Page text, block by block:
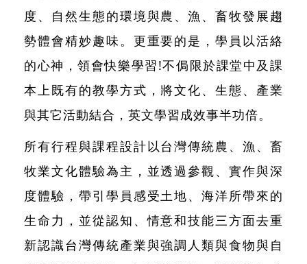
度、自然生態的環境與農、漁、畜牧發展趨
勢體會精妙趣味。更重要的是，學員以活絡
的心神，領會快樂學習!不侷限於課堂中及課
本上既有的教學方式，將文化、生態、產業
與其它活動結合，英文學習成效事半功倍。
所有行程與課程設計以台灣傳統農、漁、畜
牧業文化體驗為主，並透過參觀、實作與深
度體驗，帶引學員感受土地、海洋所帶來的
生命力，並從認知、情意和技能三方面去重
新認識台灣傳統產業與強調人類與食物與自